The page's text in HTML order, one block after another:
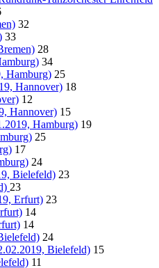
32
33
28
34
Hamburg) 25
Hannover) 18
12
Hannover) 15
Hamburg) 19
25
17
24
Bielefeld) 23
23
Erfurt) 23
14
14
24
Bielefeld) 15
11